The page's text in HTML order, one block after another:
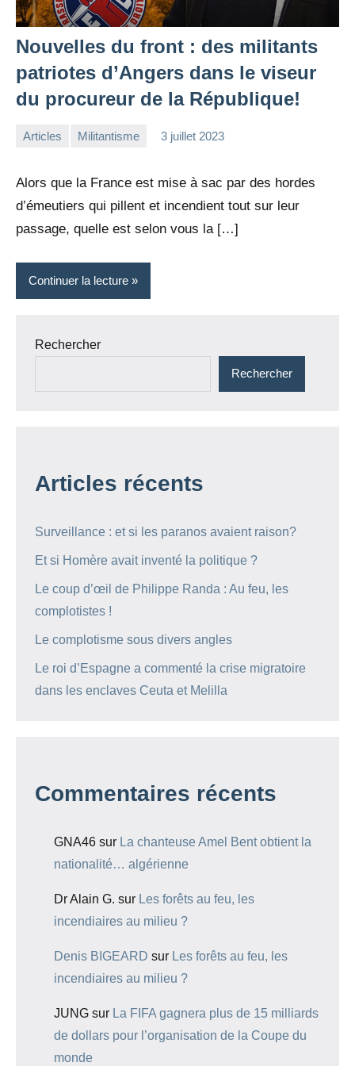
Nouvelles du front : des militants
patriotes d’Angers dans le viseur
du procureur de la République!
Articles Militantisme 3 juillet 2023
Alors que la France est mise à sac par des hordes
d’émeutiers qui pillent et incendient tout sur leur
passage, quelle est selon vous la […]
Continuer la lecture
Rechercher
Rechercher
Articles récents
Surveillance : et si les paranos avaient raison?
Et si Homère avait inventé la politique ?
Le coup d’œil de Philippe Randa : Au feu, les
complotistes !
Le complotisme sous divers angles
Le roi d’Espagne a commenté la crise migratoire
dans les enclaves Ceuta et Melilla
Commentaires récents
GNA46 sur La chanteuse Amel Bent obtient la
nationalité… algérienne
Dr Alain G. sur Les forêts au feu, les
incendiaires au milieu ?
Denis BIGEARD sur Les forêts au feu, les
incendiaires au milieu ?
JUNG sur La FIFA gagnera plus de 15 milliards
de dollars pour l’organisation de la Coupe du
monde